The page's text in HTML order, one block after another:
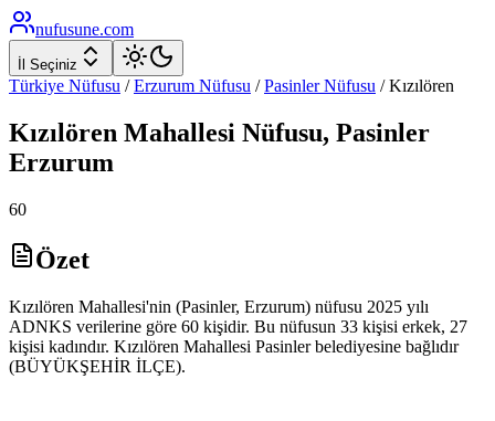
nufusune.com
İl Seçiniz
Türkiye Nüfusu / Erzurum Nüfusu / PasinlerNüfusu /Kızılören
Kızılören Mahallesi Nüfusu, Pasinler
Erzurum
60
Özet
Kızılören Mahallesi'nin (Pasinler, Erzurum) nüfusu 2025 yılı
ADNKS verilerine göre 60 kişidir. Bu nüfusun 33 kişisi erkek, 27
kişisi kadındır. Kızılören Mahallesi Pasinler belediyesine bağlıdır
(BÜYÜKŞEHİR İLÇE).